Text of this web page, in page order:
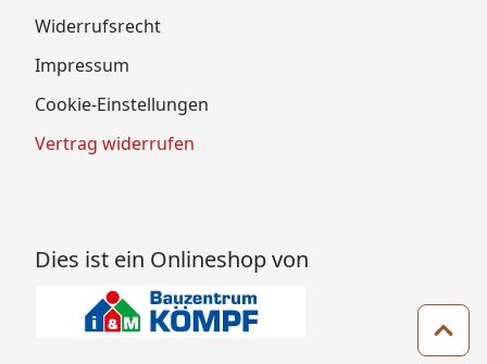
Widerrufsrecht
Impressum
Cookie-Einstellungen
Vertrag widerrufen
Dies ist ein Onlineshop von